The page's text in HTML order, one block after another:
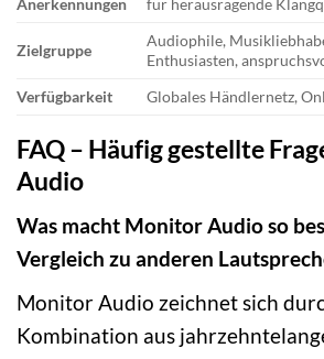
Anerkennungen
für herausragende
Zielgruppe
Audiophile,
Enthusiasten,
Verfügbarkeit
Globales Händlernetz,
FAQ – Häufig gestellte
Audio
Was macht Monitor Audio so
Vergleich zu anderen
Monitor Audio zeichnet sich
Kombination aus